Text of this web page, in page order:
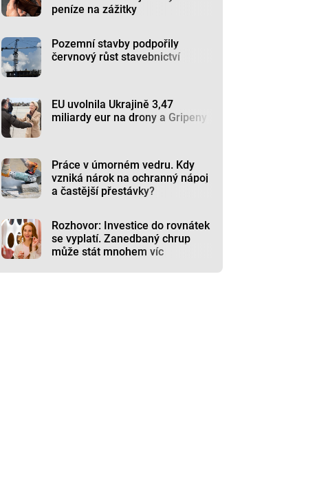
peníze na zážitky
Pozemní stavby podpořily
červnový růst stavebnictví
EU uvolnila Ukrajině 3,47
miliardy eur na drony a Gripeny
Práce v úmorném vedru. Kdy
vzniká nárok na ochranný nápoj
a častější přestávky?
Rozhovor: Investice do rovnátek
se vyplatí. Zanedbaný chrup
může stát mnohem víc